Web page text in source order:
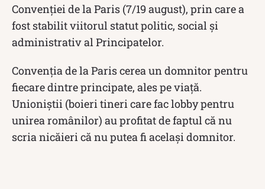
Convenţiei de la Paris (7/19 august), prin care a
fost stabilit viitorul statut politic, social şi
administrativ al Principatelor.
Convenția de la Paris cerea un domnitor pentru
fiecare dintre principate, ales pe viață.
Unioniștii (boieri tineri care fac lobby pentru
unirea românilor) au profitat de faptul că nu
scria nicăieri că nu putea fi același domnitor.